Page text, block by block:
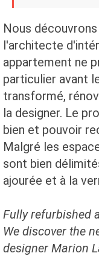
Nous
l'architecte
appartement ne
particulier avant
transformé,
la designer. Le
bien et pouvoir
Malgré les
sont bien
ajourée et à la
Fully refurbished
We discover the
designer Marion